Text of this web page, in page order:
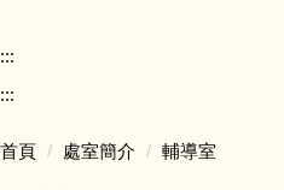
:::
:::
首頁 處室簡介 輔導室